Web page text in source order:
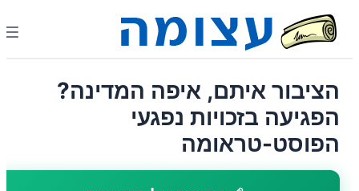
הציבור איתם, איפה המדינה?
הפגיעה בזכויות נפגעי
הפוסט-טראומה